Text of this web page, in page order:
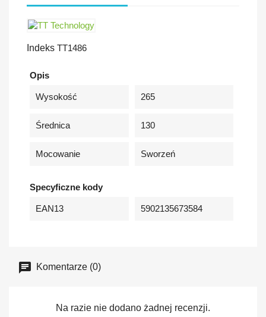
Indeks TT1486
Opis
Wysokość 265
Średnica 130
Mocowanie Sworzeń
Specyficzne kody
EAN13 5902135673584
Komentarze (0)
Na razie nie dodano żadnej recenzji.